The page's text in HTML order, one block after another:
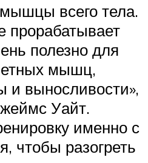
всего тела.
прорабатывает
полезно для
мышц,
выносливости»,
Уайт.
именно с
чтобы разогреть